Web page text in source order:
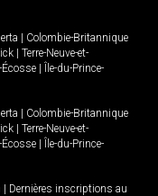
Colombie-Britannique
Terre-Neuve-et-
Écosse
Île-du-Prince-
Colombie-Britannique
Terre-Neuve-et-
Écosse
Île-du-Prince-
Dernières inscriptions au